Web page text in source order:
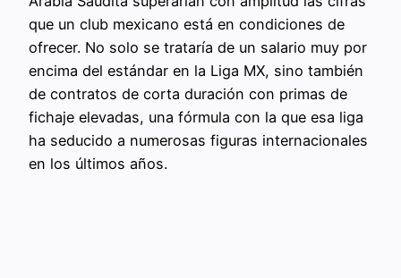
que un club mexicano está en condiciones de
ofrecer. No solo se trataría de un salario muy por
encima del estándar en la Liga MX, sino también
de contratos de corta duración con primas de
fichaje elevadas, una fórmula con la que esa liga
ha seducido a numerosas figuras internacionales
en los últimos años.